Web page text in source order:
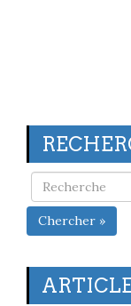
Chercher »